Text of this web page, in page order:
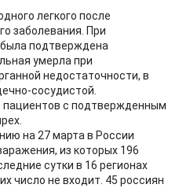
легкого после
заболевания. При
была подтверждена
умерла при
недостаточности, в
сосудистой.
с подтвержденным
на 27 марта в России
из которых 196
сутки в 16 регионах
число не входит. 45 россиян